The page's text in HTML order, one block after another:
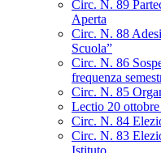
Circ. N. 89
Aperta
Circ. N. 88
Scuola”
Circ. N. 86
frequenza
Circ. N. 85
Lectio 20
Circ. N. 84
Circ. N. 83